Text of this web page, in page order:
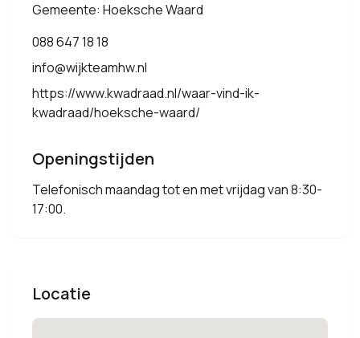
Gemeente: Hoeksche Waard
088 647 18 18
info@wijkteamhw.nl
https://www.kwadraad.nl/waar-vind-ik-
kwadraad/hoeksche-waard/
Openingstijden
Telefonisch maandag tot en met vrijdag van 8:30-
17:00.
Locatie